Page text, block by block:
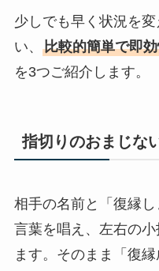
少しでも早く状況を
い、 比較的簡単で即
を3つご紹介します。
指切りのおまじな
相手の名前と「復縁
言葉を唱え、左右の
ます。そのまま「復